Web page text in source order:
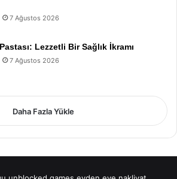
7 Ağustos 2026
Lezzetli Bir Sağlık İkramı
7 Ağustos 2026
Daha Fazla Yükle